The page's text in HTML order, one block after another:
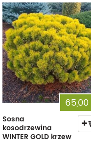
65,00
Sosna
kosodrzewina
WINTER GOLD krzew